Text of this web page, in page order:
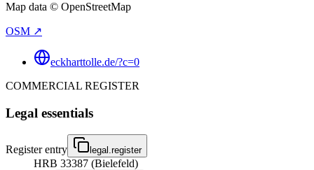
Map data © OpenStreetMap
OSM ↗
eckharttolle.de/?c=0
COMMERCIAL REGISTER
Legal essentials
Register entry legal.register
HRB 33387 (Bielefeld)